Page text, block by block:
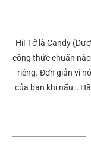
Hi! Tớ là Candy
công thức chuẩn
riêng. Đơn giản vì
của bạn khi nấu…